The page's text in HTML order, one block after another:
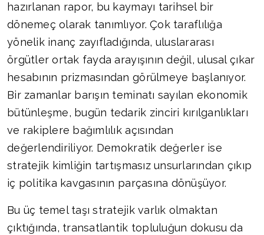
hazırlanan rapor, bu kaymayı tarihsel bir
dönemeç olarak tanımlıyor. Çok taraflılığa
yönelik inanç zayıfladığında, uluslararası
örgütler ortak fayda arayışının değil, ulusal çıkar
hesabının prizmasından görülmeye başlanıyor.
Bir zamanlar barışın teminatı sayılan ekonomik
bütünleşme, bugün tedarik zinciri kırılganlıkları
ve rakiplere bağımlılık açısından
değerlendiriliyor. Demokratik değerler ise
stratejik kimliğin tartışmasız unsurlarından çıkıp
iç politika kavgasının parçasına dönüşüyor.
Bu üç temel taşı stratejik varlık olmaktan
çıktığında, transatlantik topluluğun dokusu da